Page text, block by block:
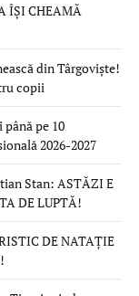
ÎȘI CHEAMĂ
din Târgoviște!
copii
pe 10
2026-2027
Stan: ASTĂZI E
DE LUPTĂ!
DE NATAȚIE